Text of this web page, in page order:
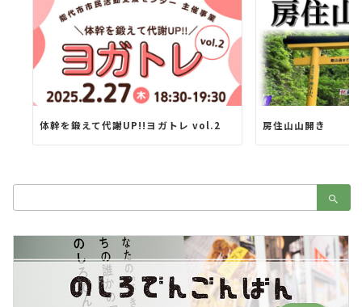
体幹を鍛えて代謝UP!!ヨガトレ vol.2 房住山山開き
索：